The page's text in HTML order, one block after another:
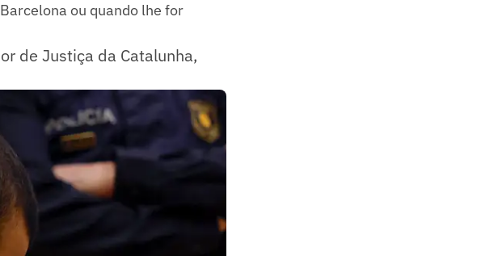
ou quando lhe for
de Justiça da Catalunha,